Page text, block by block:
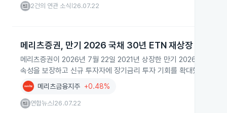
2건의 연관 소식 26.07.22
메리츠증권, 만기 2026 국채 30년 ETN 재상장
메리츠증권이 2026년 7월 22일 2021년 상장한 만기 2026년 7월
속성을 보장하고 신규 투자자에 장기금리 투자 기회를 확대했습니다.
메리츠금융지주 +0.48%
연합뉴스 26.07.22